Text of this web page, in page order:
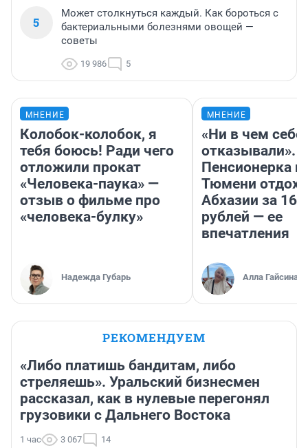
5
Может столкнуться каждый. Как бороться с
бактериальными болезнями овощей —
советы
19 986 5
МНЕНИЕ
Колобок-колобок, я
тебя боюсь! Ради чего
отложили прокат
«Человека-паука» —
отзыв о фильме про
«человека-булку»
Надежда Губарь
МНЕНИЕ
«Ни в чем себе
отказывали».
Пенсионерка
Тюмени
Абхазии за
рублей — ее
впечатления
Алла Гайсина
РЕКОМЕНДУЕМ
«Либо платишь бандитам, либо
стреляешь». Уральский бизнесмен
рассказал, как в нулевые перегонял
грузовики с Дальнего Востока
1 час 3 067 14